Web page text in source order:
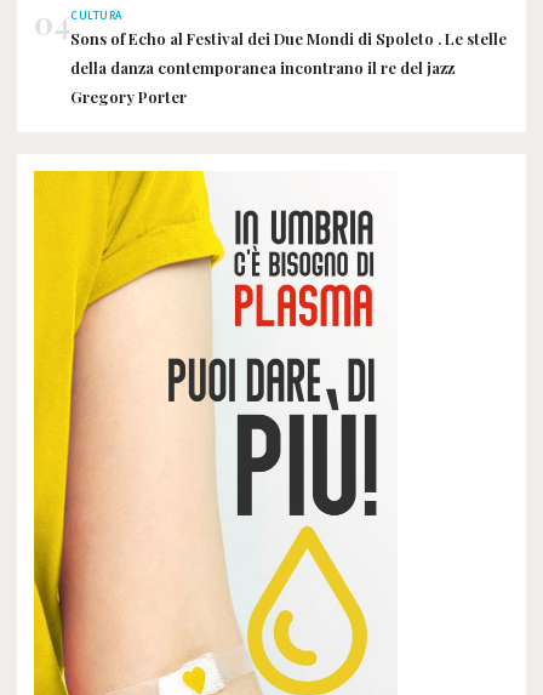
04CULTURA
Sons of Echo al Festival dei Due Mondi di Spoleto . Le stelle
della danza contemporanea incontrano il re del jazz
Gregory Porter